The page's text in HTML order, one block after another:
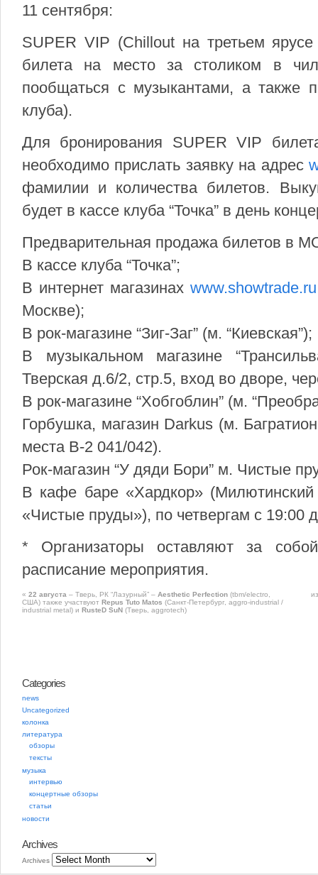
11 сентября:
SUPER VIP (Chillout на третьем
билета на место за столиком в
пообщаться с музыкантами, а также
клуба).
Для бронирования SUPER VIP
необходимо прислать заявку на адрес
фамилии и количества билетов.
будет в кассе клуба “Точка” в день
Предварительная продажа билетов в
В кассе клуба “Точка”;
В интернет магазинах www.showtrade.ru
Москве);
В рок-магазине “Зиг-Заг” (м. “Киевская”);
В музыкальном магазине
Тверская д.6/2, стр.5, вход во дворе,
В рок-магазине “Хобгоблин” (м.
Горбушка, магазин Darkus (м.
места B-2 041/042).
Рок-магазин “У дяди Бори” м. Чистые
В кафе баре «Хардкор» (Милютинский
«Чистые пруды»), по четвергам с 19:00
* Организаторы оставляют за
расписание мероприятия.
« 22 августа – Тверь, РК “Лазурный” – Aesthetic Perfection (tbm/electro,
США) также участвуют Repus Tuto Matos (Санкт-Петербург, aggro-industrial /
industrial metal) и RusteD SuN (Тверь, aggrotech)
Categories
news
Uncategorized
колонка
литература
обзоры
тексты
музыка
интервью
концертные обзоры
статьи
новости
Archives
Archives